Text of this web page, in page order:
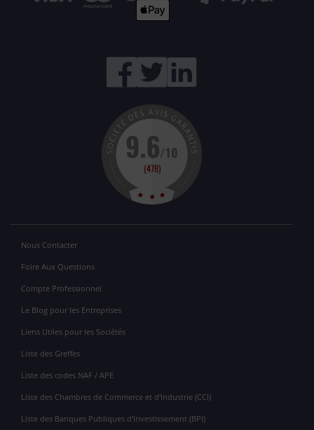
Nous Contacter
Foire Aux Questions
Compte Professionnel
Le Blog pour les Entreprises
Liens Utiles pour les Sociétés
Liste des Greffes
Liste des codes NAF / APE
Liste des Chambres de Commerce et d'Industrie (CCI)
Liste des Banques Publiques d'Investissement (BPI)